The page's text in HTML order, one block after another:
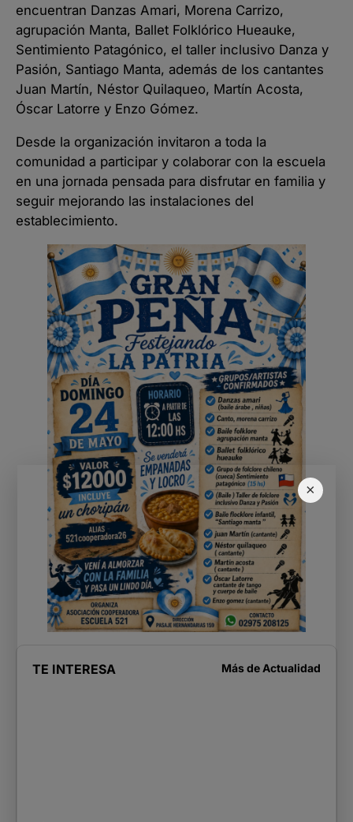
×
encuentran Danzas Amari, Morena Carrizo,
agrupación Manta, Ballet Folklórico Hueauke,
Sentimiento Patagónico, el taller inclusivo Danza y
Pasión, Santiago Manta, además de los cantantes
Juan Martín, Néstor Quilaqueo, Martín Acosta,
Óscar Latorre y Enzo Gómez.
Desde la organización invitaron a toda la
comunidad a participar y colaborar con la escuela
en una jornada pensada para disfrutar en familia y
seguir mejorando las instalaciones del
establecimiento.
TE INTERESA Más deActualidad